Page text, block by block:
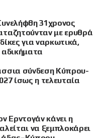
31χρονος
με ερυθρά
για ναρκωτικά,
αδικήματα
σύνδεση Κύπρου-
ίσως η τελευταία
Ερντογάν κάνει η
να ξεμπλοκάρει